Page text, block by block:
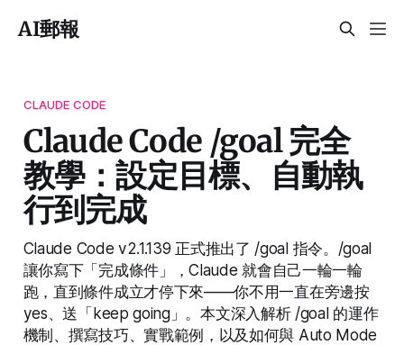
AI郵報
CLAUDE CODE
Claude Code /goal 完全
教學：設定目標、自動執
行到完成
Claude Code v2.1.139 正式推出了 /goal 指令。/goal
讓你寫下「完成條件」，Claude 就會自己一輪一輪
跑，直到條件成立才停下來——你不用一直在旁邊按
yes、送「keep going」。本文深入解析 /goal 的運作
機制、撰寫技巧、實戰範例，以及如何與 Auto Mode